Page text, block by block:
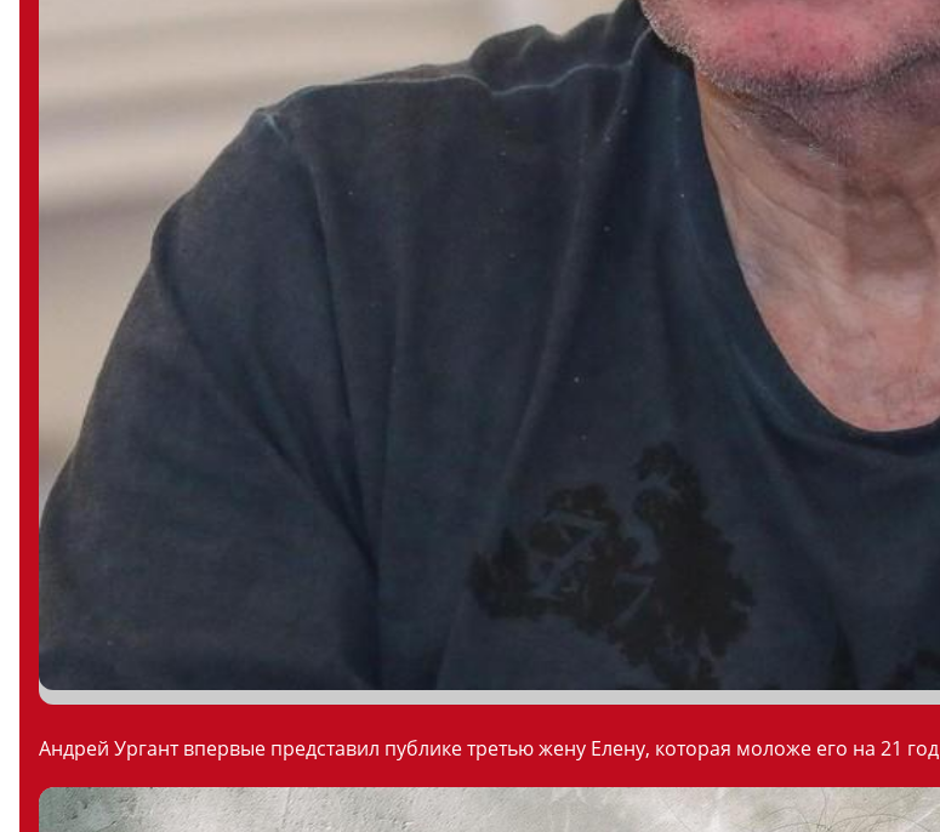
Андрей Ургант впервые представил публике третью жену Елену, которая моложе его на 21 год